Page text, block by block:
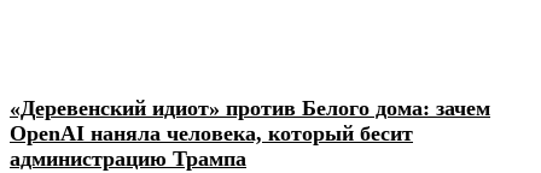
«Деревенский идиот» против Белого дома: зачем
OpenAI наняла человека, который бесит
администрацию Трампа